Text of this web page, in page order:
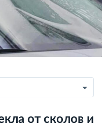
от сколов и